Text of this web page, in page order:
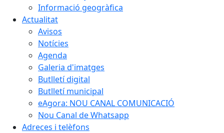
Informació geogràfica
Actualitat
Avisos
Notícies
Agenda
Galeria d'imatges
Butlletí digital
Butlletí municipal
eAgora: NOU CANAL COMUNICACIÓ
Nou Canal de Whatsapp
Adreces i telèfons